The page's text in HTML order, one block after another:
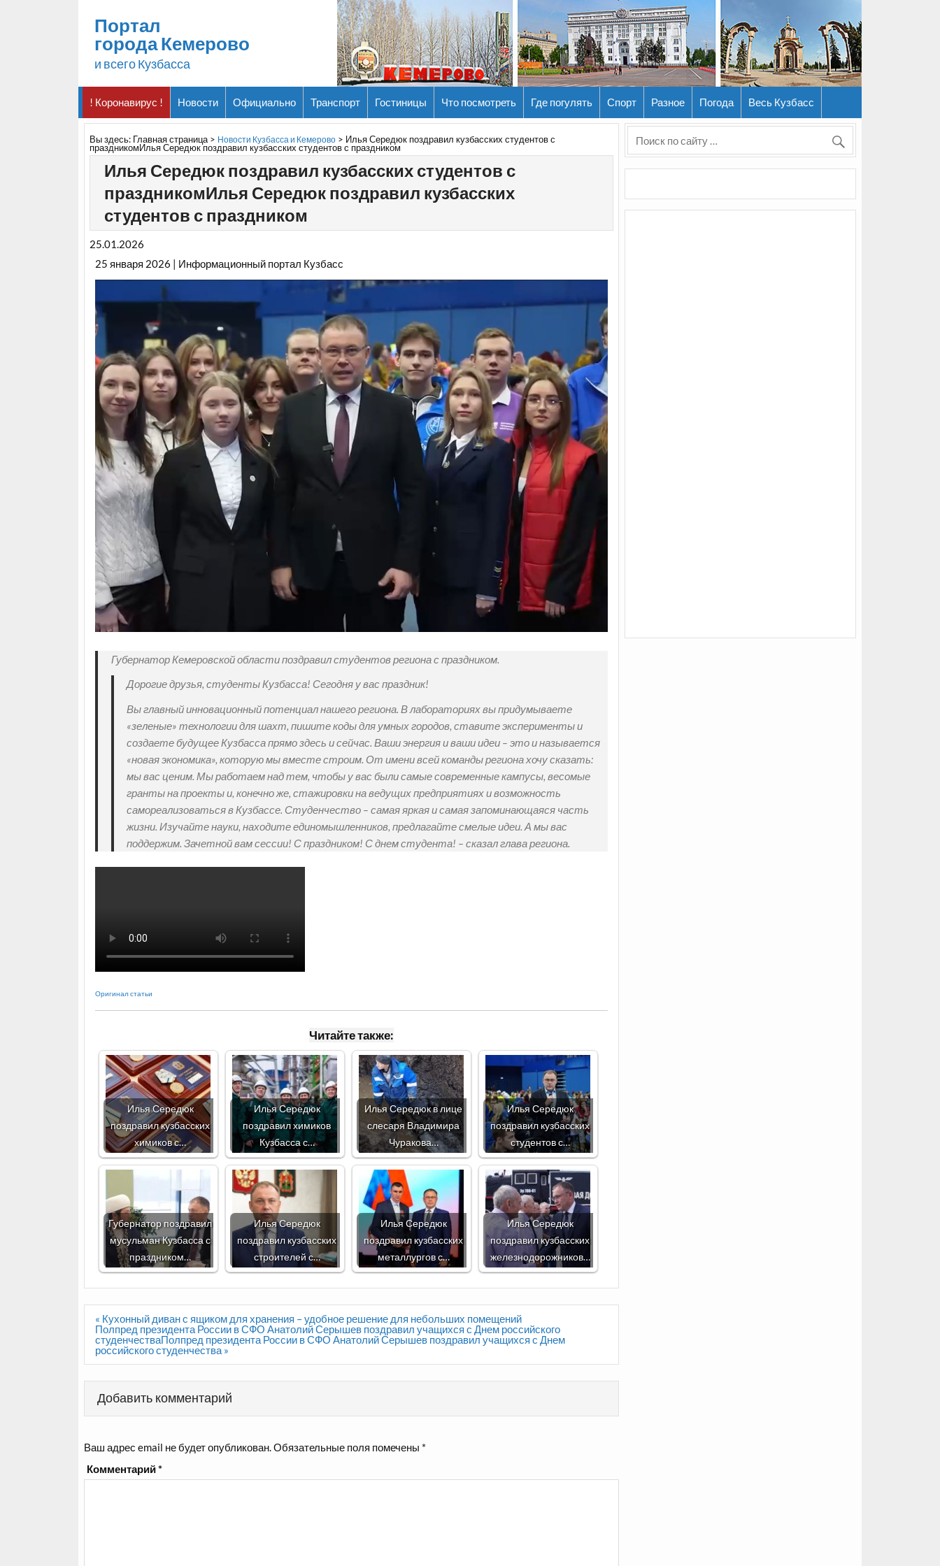
Портал
города Кемерово
и всего Кузбасса
! Коронавирус ! Новости Официально Транспорт Гостиницы Что посмотреть Где погулять Спорт Разное Погода Весь Кузбасс
Вы здесь: Главная страница> Новости Кузбасса и Кемерово > Илья Середюк поздравил кузбасских студентов с
праздникомИлья Середюк поздравил кузбасских студентов с праздником
Илья Середюк поздравил кузбасских студентов с
праздникомИлья Середюк поздравил кузбасских
студентов с праздником
25.01.2026
25 января 2026 | Информационный портал Кузбасс
Губернатор Кемеровской области поздравил студентов региона с праздником.
Дорогие друзья, студенты Кузбасса! Сегодня у вас праздник!
Вы главный инновационный потенциал нашего региона. В лабораториях вы придумываете
«зеленые» технологии для шахт, пишите коды для умных городов, ставите эксперименты и
создаете будущее Кузбасса прямо здесь и сейчас. Ваши энергия и ваши идеи – это и называется
«новая экономика», которую мы вместе строим. От имени всей команды региона хочу сказать:
мы вас ценим. Мы работаем над тем, чтобы у вас были самые современные кампусы, весомые
гранты на проекты и, конечно же, стажировки на ведущих предприятиях и возможность
самореализоваться в Кузбассе. Студенчество – самая яркая и самая запоминающаяся часть
жизни. Изучайте науки, находите единомышленников, предлагайте смелые идеи. А мы вас
поддержим. Зачетной вам сессии! С праздником! С днем студента! – сказал глава региона.
Оригинал статьи
Читайте также:
Илья Середюк
поздравил кузбасских
химиков с…
Илья Середюк
поздравил химиков
Кузбасса с…
Илья Середюк в лице
слесаря Владимира
Чуракова…
Илья Середюк
поздравил кузбасских
студентов с…
Губернатор поздравил
мусульман Кузбасса с
праздником…
Илья Середюк
поздравил кузбасских
строителей с…
Илья Середюк
поздравил кузбасских
металлургов с…
Илья Середюк
поздравил кузбасских
железнодорожников…
Навигация
по
записям
« Кухонный диван с ящиком для хранения – удобное решение для небольших помещений
Полпред президента России в СФО Анатолий Серышев поздравил учащихся с Днем российского
студенчестваПолпред президента России в СФО Анатолий Серышев поздравил учащихся с Днем
российского студенчества »
Добавить комментарий
Ваш адрес email не будет опубликован.Обязательные поля помечены *
Комментарий*